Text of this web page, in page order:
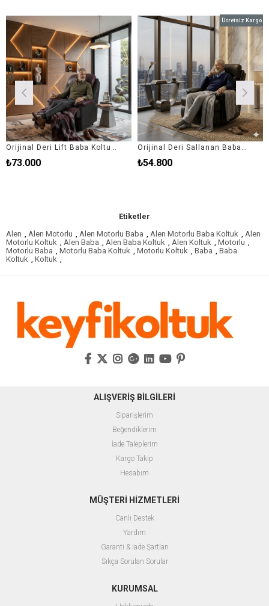
Orijinal Deri Lift Baba Koltuğu Orijinal Deri Sallanan Baba Koltuğu
₺54.800
Ücretsiz Kargo
Etiketler
Alen , Alen Motorlu , Alen Motorlu Baba , Alen Motorlu Baba Koltuk , Alen
Motorlu Koltuk , Alen Baba , Alen Baba Koltuk , Alen Koltuk , Motorlu ,
Motorlu Baba , Motorlu Baba Koltuk , Motorlu Koltuk , Baba , Baba
Koltuk , Koltuk ,
ALIŞVERİŞ BİLGİLERİ
Siparişlerim
Beğendiklerim
İade Taleplerim
Kargo Takip
Hesabım
MÜŞTERİ HİZMETLERİ
Canlı Destek
Yardım
Garanti & İade Şartları
Sıkça Sorulan Sorular
KURUMSAL